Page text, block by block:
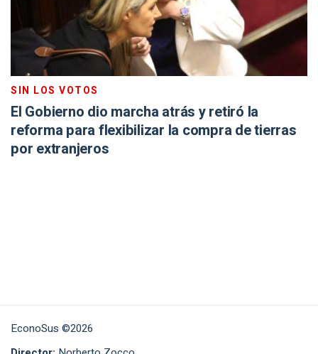
SIN LOS VOTOS
El Gobierno dio marcha atrás y retiró la
reforma para flexibilizar la compra de tierras
por extranjeros
EconoSus ©2026